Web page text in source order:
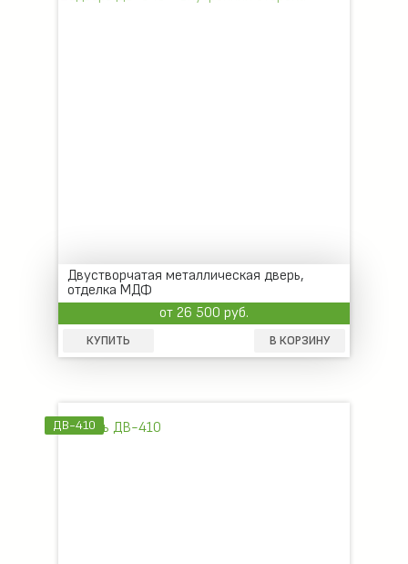
Двустворчатая металлическая дверь,
отделка МДФ
от 26 500 руб.
КУПИТЬ В КОРЗИНУ
ДВ-410